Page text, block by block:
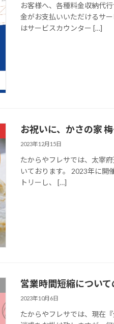
お客様へ、各種料金収納代
金がお支払いいただけるサ
はサービスカウンター […]
お祝いに、かさの家
2023年12月15日
たからやフレサでは、太宰
いております。 2023年に開
トリーし、 […]
営業時間短縮につい
2023年10月6日
たからやフレサでは、現在